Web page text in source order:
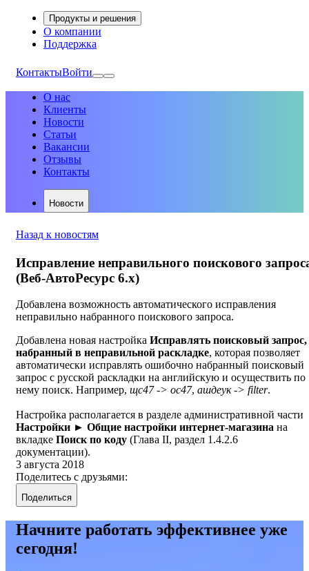
Продукты и решения
О компании
Поддержка
КонтактыВойти
О нас
Клиенты
Новости
Статьи
Вакансии
Отзывы
Контакты
Новости
Назад к новостям
Исправление неправильного поискового
(Веб-АвтоРесурс 6.х)
Добавлена возможность автоматического исправления
неправильно набранного поискового запроса.
Добавлена новая настройка Исправлять поисковый запрос,
набранный в неправильной раскладке, которая позволяет
автоматически исправлять ошибочно набранный поисковый
запрос с русской раскладки на английскую и осуществить по
нему поиск. Например, щс47 -> oc47, ашдеук -> filter.
Настройка располагается в разделе административной части
Настройки ► Общие настройки интернет-магазина на
вкладке Поиск по коду (Глава II, раздел 1.4.2.6
документации).
3 августа 2018
Поделитесь с друзьями:
Поделиться
Начните работать эффективнее уже
сегодня!